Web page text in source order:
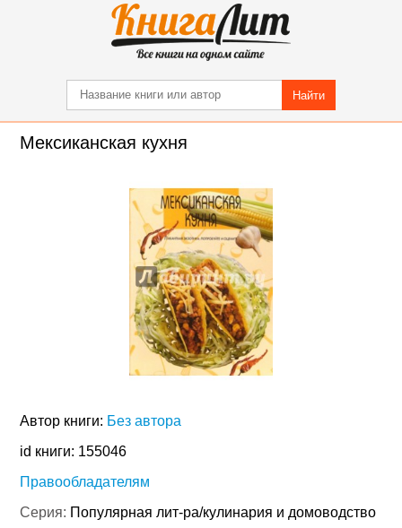
Найти
Мексиканская кухня
Автор книги: Без автора
id книги: 155046
Правообладателям
Серия: Популярная лит-ра/кулинария и домоводство